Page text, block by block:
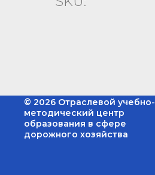
© 2026 Отраслевой учебно-
методический центр
образования в сфере
дорожного хозяйства